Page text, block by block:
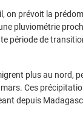
on prévoit la
pluviométrie
période de
plus au nord,
Ces
depuis